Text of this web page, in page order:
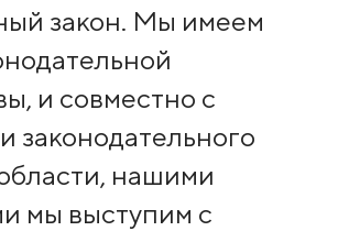
закон. Мы имеем
и совместно с
законодательного
нашими
мы выступим с